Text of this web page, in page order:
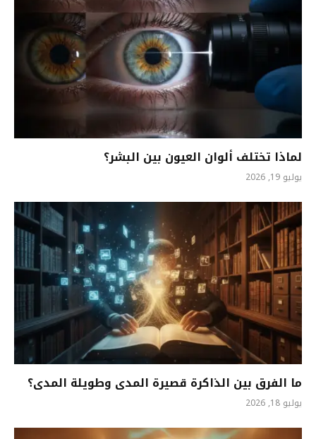
لماذا تختلف ألوان العيون بين البشر؟
يوليو 19, 2026
ما الفرق بين الذاكرة قصيرة المدى وطويلة المدى؟
يوليو 18, 2026